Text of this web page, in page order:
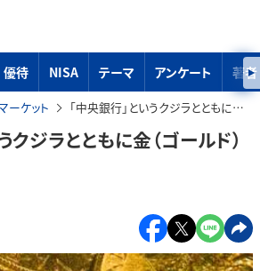
優待 NISA テーマ アンケート 著者
ーケット 「中央銀行」というクジラとともに金（ゴールド）長期投資
クジラとともに金（ゴールド）